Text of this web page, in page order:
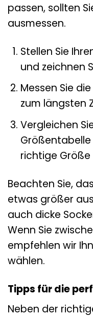
passen, sollten
ausmessen.
Stellen Sie
und zeichnen
Messen Sie
zum längsten
Vergleichen
richtige
Beachten Sie,
etwas größer
auch dicke
Wenn Sie
empfehlen wir
wählen.
Tipps für die
Neben der